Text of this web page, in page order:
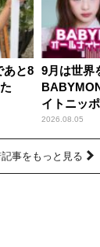
あと8 9月は世界
イトニッ
わりパーソ
2026.08.05
事をもっと見る